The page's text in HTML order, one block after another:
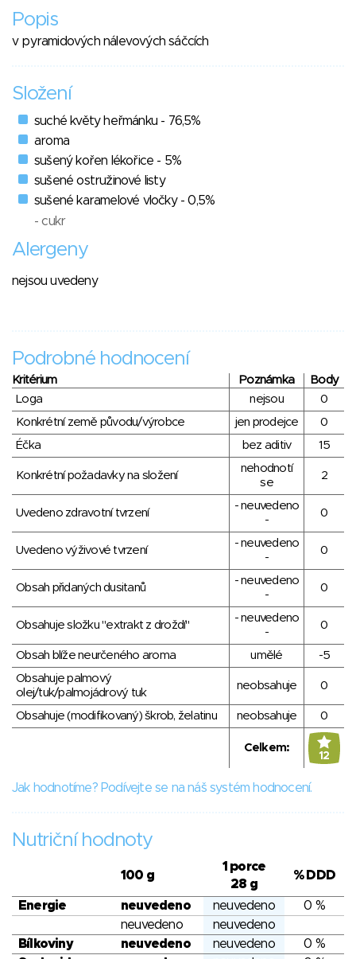
Popis
v pyramidových nálevových sáčcích
Složení
suché květy heřmánku - 76,5%
aroma
sušený kořen lékořice - 5%
sušené ostružinové listy
sušené karamelové vločky - 0,5%
- cukr
Alergeny
nejsou uvedeny
Podrobné hodnocení
Kritérium Poznámka
Body
Loga
nejsou
0
Konkrétní země původu/výrobce
jen prodejce
0
Éčka
bez aditiv 15
Konkrétní požadavky na složení
nehodnotí
se
2
Uvedeno zdravotní tvrzení
- neuvedeno
-
0
Uvedeno výživové tvrzení
- neuvedeno
-
0
Obsah přidaných dusitanů
- neuvedeno
-
0
Obsahuje složku "extrakt z droždí"
- neuvedeno
-
0
Obsah blíže neurčeného aroma umělé
-5
Obsahuje palmový
olej/tuk/palmojádrový tuk
neobsahuje 0
Obsahuje (modifikovaný) škrob, želatinu neobsahuje 0
Celkem:
12
Jak hodnotíme? Podívejte se na náš systém hodnocení.
Nutriční hodnoty
100 g
1 porce
28 g
% DDD
Energie neuvedeno neuvedeno
0 %
neuvedeno
neuvedeno
Bílkoviny
neuvedeno neuvedeno
0 %